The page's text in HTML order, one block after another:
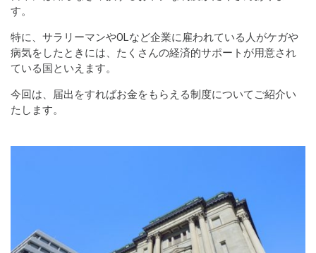
す。
特に、サラリーマンやOLなど企業に雇われている人がケガや
病気をしたときには、たくさんの経済的サポートが用意され
ている国といえます。
今回は、届出をすればお金をもらえる制度についてご紹介い
たします。